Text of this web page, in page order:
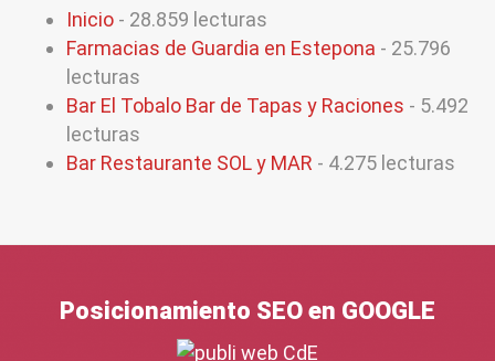
Inicio - 28.859 lecturas
Farmacias de Guardia en Estepona - 25.796
lecturas
Bar El Tobalo Bar de Tapas y Raciones - 5.492
lecturas
Bar Restaurante SOL y MAR - 4.275 lecturas
Posicionamiento SEO en GOOGLE